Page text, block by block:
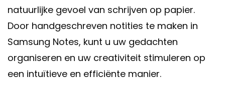
natuurlijke gevoel van schrijven op papier.
Door handgeschreven notities te maken in
Samsung Notes, kunt u uw gedachten
organiseren en uw creativiteit stimuleren op
een intuïtieve en efficiënte manier.